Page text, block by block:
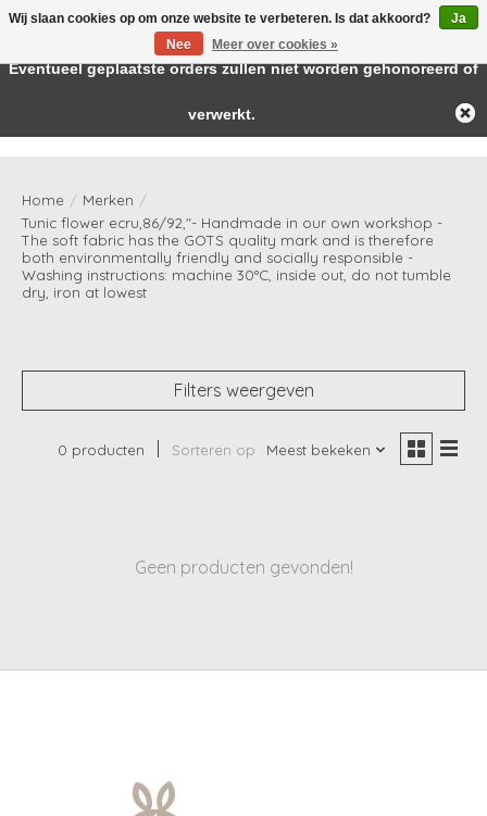
Home / Merken /
Tunic flower ecru,86/92,"- Handmade in our own workshop -
The soft fabric has the GOTS quality mark and is therefore
both environmentally friendly and socially responsible -
Washing instructions: machine 30°C, inside out, do not tumble
dry, iron at lowest
Filters weergeven
0 producten Sorteren op Meest bekeken
Geen producten gevonden!
Wij slaan cookies op om onze website te verbeteren. Is dat akkoord?
Ja
Nee
Meer over cookies »
← Keer terug naar de backofficeDeze winkel is in aanbouw.
Eventueel geplaatste orders zullen niet worden gehonoreerd of
verwerkt.